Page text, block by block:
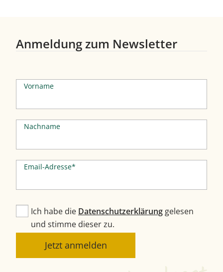
Anmeldung zum Newsletter
Vorname
Nachname
Email-Adresse*
Ich habe die Datenschutzerklärung gelesen
und stimme dieser zu.
Jetzt anmelden